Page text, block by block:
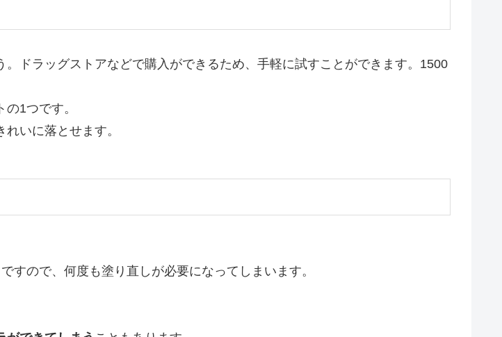
。ドラッグストアなどで購入ができるため、手軽に試すことができます。1500
1つです。
いに落とせます。
すので、何度も塗り直しが必要になってしまいます。